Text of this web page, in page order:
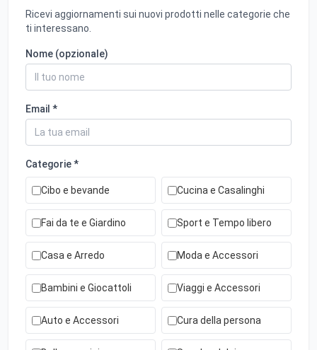
Ricevi aggiornamenti sui nuovi prodotti nelle categorie che
ti interessano.
Nome (opzionale)
Email *
Categorie *
Cibo e bevande Cucina e Casalinghi
Fai da te e Giardino Sport e Tempo libero
Casa e Arredo Moda e Accessori
Bambini e Giocattoli Viaggi e Accessori
Auto e Accessori Cura della persona